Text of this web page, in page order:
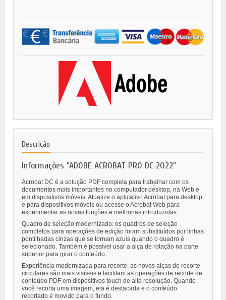
Descrição
Informações "ADOBE ACROBAT PRO DC 2022"
Acrobat DC é a solução PDF completa para trabalhar com os
documentos mais importantes no computador desktop, na Web e
em dispositivos móveis. Atualize o aplicativo Acrobat para desktop
e para dispositivos móveis ou acesse o Acrobat Web para
experimentar as novas funções e melhorias introduzidas.
Quadro de seleção modernizado: os quadros de seleção
completos para operações de edição foram substituídos por linhas
pontilhadas cinzas que se tornam azuis quando o quadro é
selecionado. Também é possível usar a alça de rotação na parte
superior para girar o conteúdo.
Experiência modernizada para recorte: as novas alças de recorte
circulares são mais visíveis e facilitam as operações de recorte de
conteúdo PDF em dispositivos touch de alta resolução. Quando
você recorta uma imagem, ela é destacada e o conteúdo
recortado é movido para o fundo.